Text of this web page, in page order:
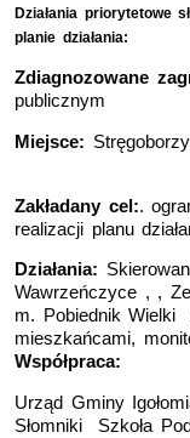
Działania priorytetowe
planie działania:
Zdiagnozowane
publicznym
Miejsce:
Zakładany cel:.
realizacji planu
Działania:
Wawrzeńczyce , ,
m. Pobiednik Wielki
mieszkańcami,
Współpraca:
Urząd Gminy
Słomniki Szkoła